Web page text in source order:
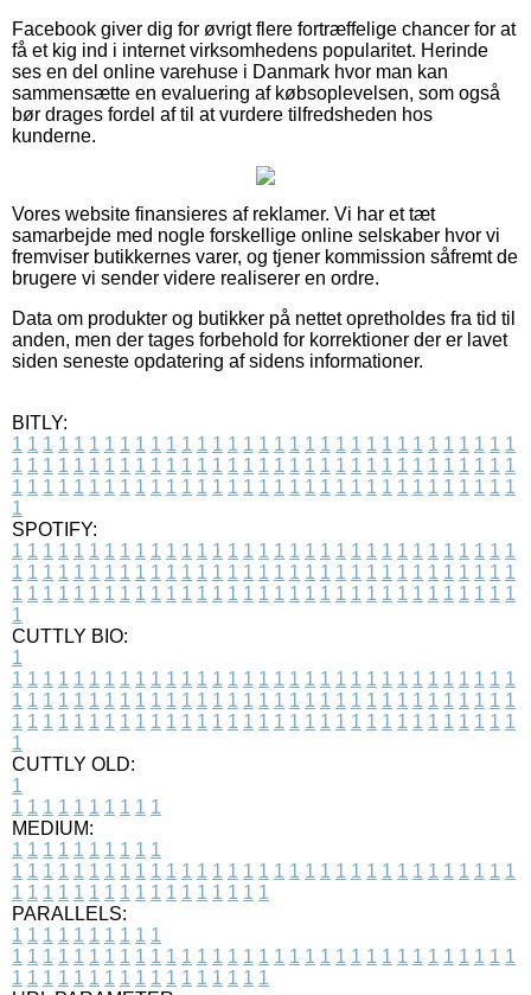
Facebook giver dig for øvrigt flere fortræffelige chancer for at
få et kig ind i internet virksomhedens popularitet. Herinde
ses en del online varehuse i Danmark hvor man kan
sammensætte en evaluering af købsoplevelsen, som også
bør drages fordel af til at vurdere tilfredsheden hos
kunderne.
Vores website finansieres af reklamer. Vi har et tæt
samarbejde med nogle forskellige online selskaber hvor vi
fremviser butikkernes varer, og tjener kommission såfremt de
brugere vi sender videre realiserer en ordre.
Data om produkter og butikker på nettet opretholdes fra tid til
anden, men der tages forbehold for korrektioner der er lavet
siden seneste opdatering af sidens informationer.
BITLY:
1 1 1 1 1 1 1 1 1 1 1 1 1 1 1 1 1 1 1 1 1 1 1 1 1 1 1 1 1 1 1 1 1
1 1 1 1 1 1 1 1 1 1 1 1 1 1 1 1 1 1 1 1 1 1 1 1 1 1 1 1 1 1 1 1 1
1 1 1 1 1 1 1 1 1 1 1 1 1 1 1 1 1 1 1 1 1 1 1 1 1 1 1 1 1 1 1 1 1
1
SPOTIFY:
1 1 1 1 1 1 1 1 1 1 1 1 1 1 1 1 1 1 1 1 1 1 1 1 1 1 1 1 1 1 1 1 1
1 1 1 1 1 1 1 1 1 1 1 1 1 1 1 1 1 1 1 1 1 1 1 1 1 1 1 1 1 1 1 1 1
1 1 1 1 1 1 1 1 1 1 1 1 1 1 1 1 1 1 1 1 1 1 1 1 1 1 1 1 1 1 1 1 1
1
CUTTLY BIO:
1
1 1 1 1 1 1 1 1 1 1 1 1 1 1 1 1 1 1 1 1 1 1 1 1 1 1 1 1 1 1 1 1 1
1 1 1 1 1 1 1 1 1 1 1 1 1 1 1 1 1 1 1 1 1 1 1 1 1 1 1 1 1 1 1 1 1
1 1 1 1 1 1 1 1 1 1 1 1 1 1 1 1 1 1 1 1 1 1 1 1 1 1 1 1 1 1 1 1 1
1
CUTTLY OLD:
1
1 1 1 1 1 1 1 1 1 1
MEDIUM:
1 1 1 1 1 1 1 1 1 1
1 1 1 1 1 1 1 1 1 1 1 1 1 1 1 1 1 1 1 1 1 1 1 1 1 1 1 1 1 1 1 1 1
1 1 1 1 1 1 1 1 1 1 1 1 1 1 1 1 1
PARALLELS:
1 1 1 1 1 1 1 1 1 1
1 1 1 1 1 1 1 1 1 1 1 1 1 1 1 1 1 1 1 1 1 1 1 1 1 1 1 1 1 1 1 1 1
1 1 1 1 1 1 1 1 1 1 1 1 1 1 1 1 1